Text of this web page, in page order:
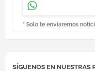
* Solo te enviaremos
SÍGUENOS EN NUESTRAS